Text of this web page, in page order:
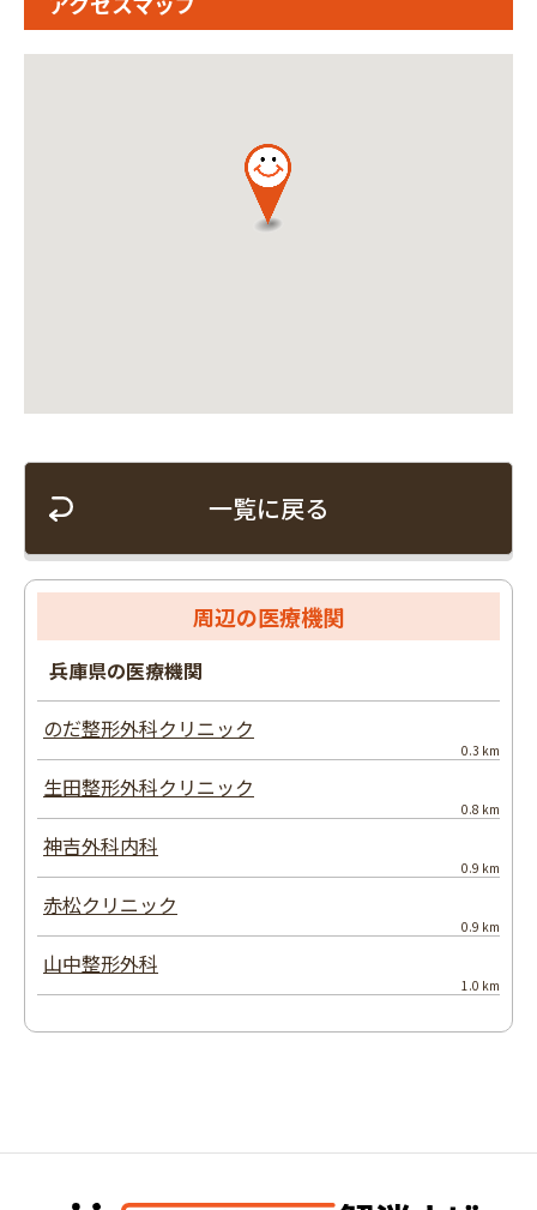
一覧に戻る
周辺の医療機関
兵庫県の医療機関
のだ整形外科クリニック
0.3 km
生田整形外科クリニック
0.8 km
神吉外科内科
0.9 km
赤松クリニック
0.9 km
山中整形外科
1.0 km